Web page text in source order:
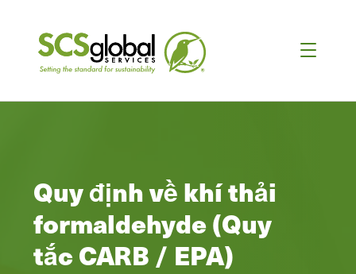
Quy định về khí thải
formaldehyde (Quy
tắc CARB / EPA)